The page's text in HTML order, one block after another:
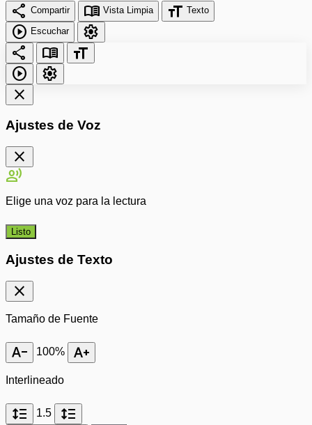
share Compartir menu_book Vista Limpia format_size Texto
play_circle Escuchar
settings
share
menu_book
format_size
play_circle
settings
close
Ajustes de Voz
close
record_voice_over
Elige una voz para la lectura
Listo
Ajustes de Texto
close
Tamaño de Fuente
text_decrease 100% text_increase
Interlineado
format_line_spacing 1.5 format_line_spacing